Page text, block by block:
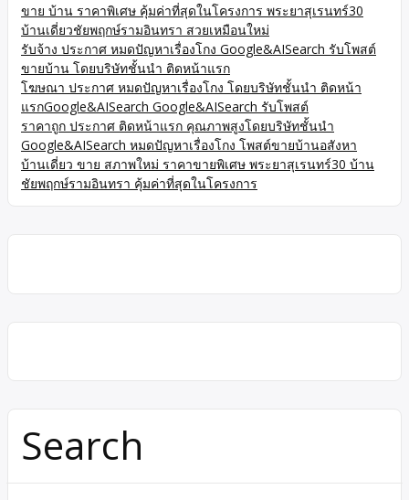
ขาย บ้าน ราคาพิเศษ คุ้มค่าที่สุดในโครงการ พระยาสุเรนทร์30
บ้านเดี่ยวชัยพฤกษ์รามอินทรา สวยเหมือนใหม่
รับจ้าง ประกาศ หมดปัญหาเรื่องโกง Google&AISearch รับโพสต์
ขายบ้าน โดยบริษัทชั้นนำ ติดหน้าแรก
โฆษณา ประกาศ หมดปัญหาเรื่องโกง โดยบริษัทชั้นนำ ติดหน้า
แรกGoogle&AISearch Google&AISearch รับโพสต์
ราคาถูก ประกาศ ติดหน้าแรก คุณภาพสูงโดยบริษัทชั้นนำ
Google&AISearch หมดปัญหาเรื่องโกง โพสต์ขายบ้านอสังหา
บ้านเดี่ยว ขาย สภาพใหม่ ราคาขายพิเศษ พระยาสุเรนทร์30 บ้าน
ชัยพฤกษ์รามอินทรา คุ้มค่าที่สุดในโครงการ
Search